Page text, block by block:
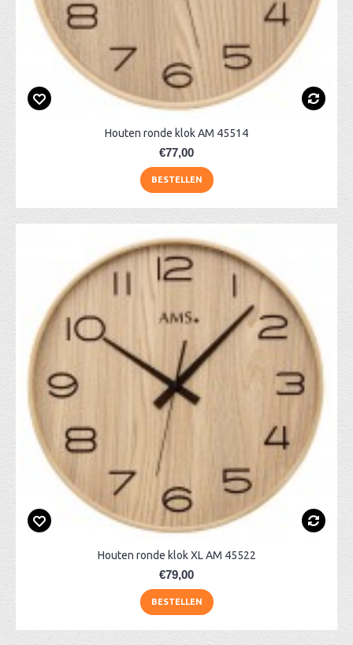
Houten ronde klok AM 45514
€77,00
BESTELLEN
Houten ronde klok XL AM 45522
€79,00
BESTELLEN